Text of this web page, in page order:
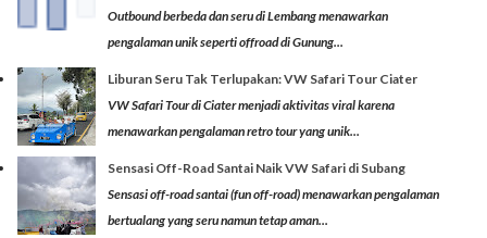
Outbound berbeda dan seru di Lembang menawarkan
pengalaman unik seperti offroad di Gunung...
Liburan Seru Tak Terlupakan: VW Safari Tour Ciater
VW Safari Tour di Ciater menjadi aktivitas viral karena
menawarkan pengalaman retro tour yang unik...
Sensasi Off-Road Santai Naik VW Safari di Subang
Sensasi off-road santai (fun off-road) menawarkan pengalaman
bertualang yang seru namun tetap aman...